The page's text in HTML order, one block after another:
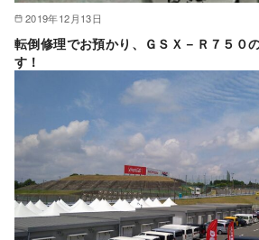
2019年12月13日
転倒修理でお預かり、ＧＳＸ－Ｒ７５０
す！